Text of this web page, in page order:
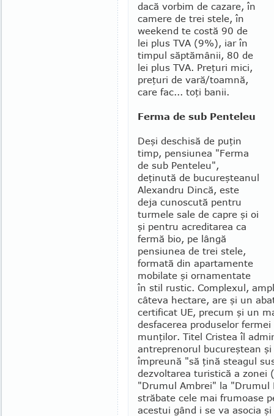
dacă vorbim de cazare, în
camere de trei stele, în
weekend te costă 90 de
lei plus TVA (9%), iar în
timpul săptămânii, 80 de
lei plus TVA. Preţuri mici,
preţuri de vară/toamnă,
care fac... toţi banii.
Ferma de sub Penteleu
Deşi deschisă de puţin
timp, pensiunea "Ferma
de sub Penteleu",
deţinută de bucu­reşteanul
Alexandru Dincă, este
deja cunoscută pentru
turmele sale de capre şi oi
şi pentru acreditarea ca
fermă bio, pe lângă
pensiunea de trei stele,
formată din apartamente
mobilate şi ornamentate
în stil rustic. Complexul,
câteva hec­tare, are şi un
cer­tificat UE, precum şi un
desfacerea produselor
munţilor. Titel Cristea îl
antreprenorul bucureştean şi
împreună "să ţină stea­gul
dezvoltarea turistică a zonei
"Drumul Ambrei" la "Drumul
străbate cele mai frumoase
acestui gând i se va asocia